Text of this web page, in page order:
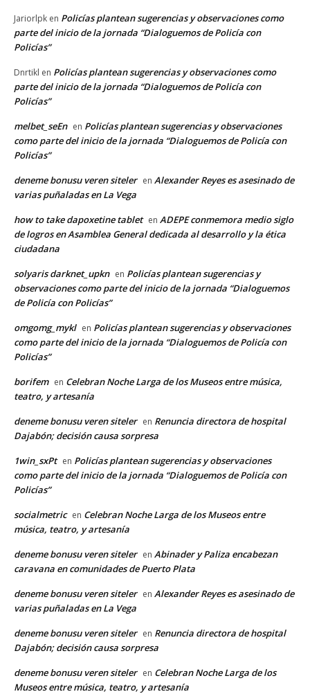
Jariorlpk en Policías plantean sugerencias y observaciones como
parte del inicio de la jornada “Dialoguemos de Policía con
Policías”
Dnrtikl en Policías plantean sugerencias y observaciones como
parte del inicio de la jornada “Dialoguemos de Policía con
Policías”
melbet_seEn en Policías plantean sugerencias y observaciones
como parte del inicio de la jornada “Dialoguemos de Policía con
Policías”
deneme bonusu veren siteler en Alexander Reyes es asesinado de
varias puñaladas en La Vega
how to take dapoxetine tablet en ADEPE conmemora medio siglo
de logros en Asamblea General dedicada al desarrollo y la ética
ciudadana
solyaris darknet_upkn en Policías plantean sugerencias y
observaciones como parte del inicio de la jornada “Dialoguemos
de Policía con Policías”
omgomg_mykl en Policías plantean sugerencias y observaciones
como parte del inicio de la jornada “Dialoguemos de Policía con
Policías”
borifem en Celebran Noche Larga de los Museos entre música,
teatro, y artesanía
deneme bonusu veren siteler en Renuncia directora de hospital
Dajabón; decisión causa sorpresa
1win_sxPt en Policías plantean sugerencias y observaciones
como parte del inicio de la jornada “Dialoguemos de Policía con
Policías”
socialmetric en Celebran Noche Larga de los Museos entre
música, teatro, y artesanía
deneme bonusu veren siteler en Abinader y Paliza encabezan
caravana en comunidades de Puerto Plata
deneme bonusu veren siteler en Alexander Reyes es asesinado de
varias puñaladas en La Vega
deneme bonusu veren siteler en Renuncia directora de hospital
Dajabón; decisión causa sorpresa
deneme bonusu veren siteler en Celebran Noche Larga de los
Museos entre música, teatro, y artesanía